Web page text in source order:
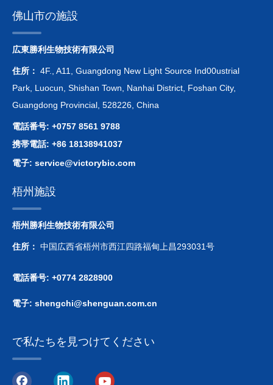
佛山市の施設
広東勝利生物技術有限公司
住所： 4F., A11, Guangdong New Light Source Ind00ustrial
Park, Luocun, Shishan Town, Nanhai District, Foshan City,
Guangdong Provincial, 528226, China
電話番号: +0757 8561 9788
携帯電話: +86 18138941037
電子: service@victorybio.com
梧州施設
梧州勝利生物技術有限公司
住所： 中国広西省梧州市西江四路福甸上昌293031号
電話番号: +0774 2828900
電子: shengchi@shenguan.com.cn
で私たちを見つけてください